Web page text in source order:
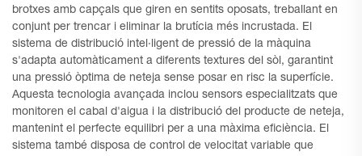
brotxes amb capçals que giren en sentits oposats, treballant en
conjunt per trencar i eliminar la brutícia més incrustada. El
sistema de distribució intel·ligent de pressió de la màquina
s'adapta automàticament a diferents textures del sòl, garantint
una pressió òptima de neteja sense posar en risc la superfície.
Aquesta tecnologia avançada inclou sensors especialitzats que
monitoren el cabal d'aigua i la distribució del producte de neteja,
mantenint el perfecte equilibri per a una màxima eficiència. El
sistema també disposa de control de velocitat variable que